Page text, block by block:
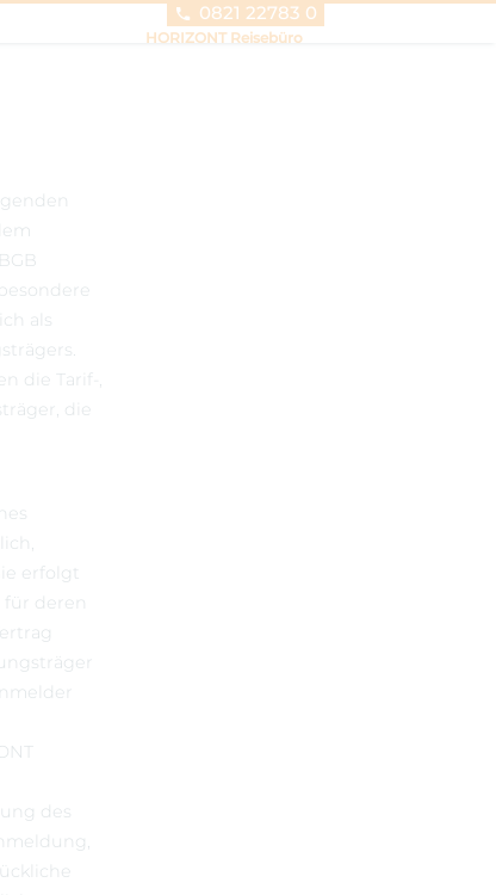
HORIZONT Reisebüro
0821 22783 0
als
die Tarif-,
die
erfolgt
deren
des